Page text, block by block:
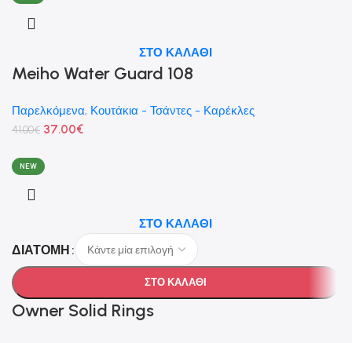
ΣΤΟ ΚΑΛΑΘΙ
Meiho Water Guard 108
Παρελκόμενα, Κουτάκια - Τσάντες - Καρέκλες
41.00€ 37.00€
NEW
ΣΤΟ ΚΑΛΑΘΙ
ΔΙΑΤΟΜΗ
ΣΤΟ ΚΑΛΑΘΙ
Owner Solid Rings